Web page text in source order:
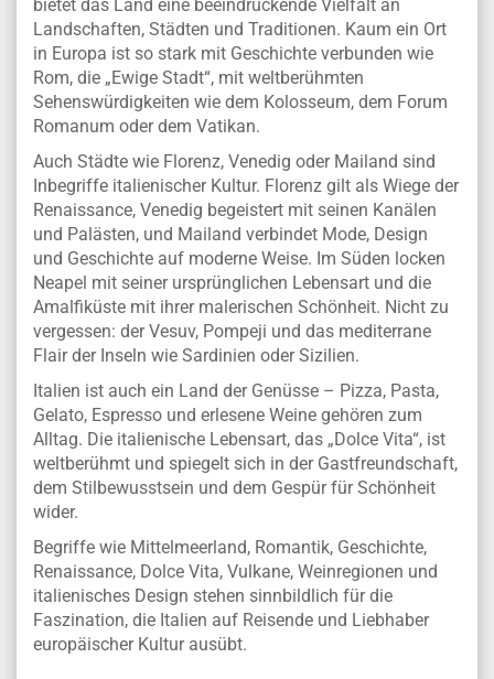
bietet das Land eine beeindruckende Vielfalt an
Landschaften, Städten und Traditionen. Kaum ein Ort
in Europa ist so stark mit Geschichte verbunden wie
Rom, die „Ewige Stadt“, mit weltberühmten
Sehenswürdigkeiten wie dem Kolosseum, dem Forum
Romanum oder dem Vatikan.
Auch Städte wie Florenz, Venedig oder Mailand sind
Inbegriffe italienischer Kultur. Florenz gilt als Wiege der
Renaissance, Venedig begeistert mit seinen Kanälen
und Palästen, und Mailand verbindet Mode, Design
und Geschichte auf moderne Weise. Im Süden locken
Neapel mit seiner ursprünglichen Lebensart und die
Amalfiküste mit ihrer malerischen Schönheit. Nicht zu
vergessen: der Vesuv, Pompeji und das mediterrane
Flair der Inseln wie Sardinien oder Sizilien.
Italien ist auch ein Land der Genüsse – Pizza, Pasta,
Gelato, Espresso und erlesene Weine gehören zum
Alltag. Die italienische Lebensart, das „Dolce Vita“, ist
weltberühmt und spiegelt sich in der Gastfreundschaft,
dem Stilbewusstsein und dem Gespür für Schönheit
wider.
Begriffe wie Mittelmeerland, Romantik, Geschichte,
Renaissance, Dolce Vita, Vulkane, Weinregionen und
italienisches Design stehen sinnbildlich für die
Faszination, die Italien auf Reisende und Liebhaber
europäischer Kultur ausübt.